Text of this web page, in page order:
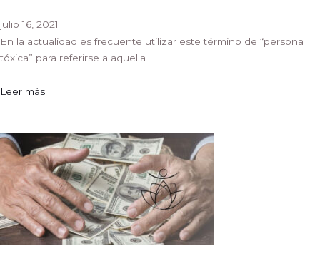
julio 16, 2021
En la actualidad es frecuente utilizar este término de “persona
tóxica” para referirse a aquella
Leer más